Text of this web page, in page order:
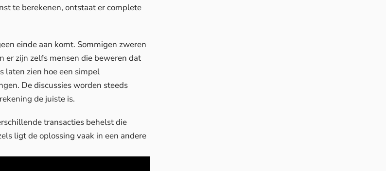
te berekenen, ontstaat er complete
einde aan komt. Sommigen zweren
er zijn zelfs mensen die beweren dat
laten zien hoe een simpel
De discussies worden steeds
de juiste is.
transacties behelst die
ligt de oplossing vaak in een andere